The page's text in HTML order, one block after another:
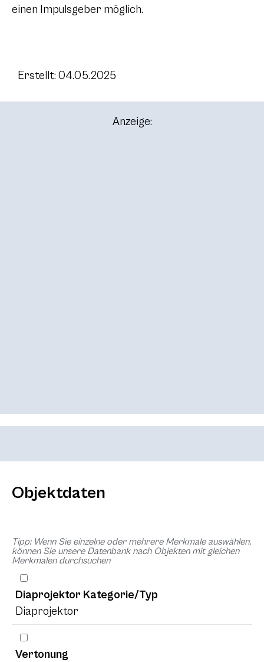
einen Impulsgeber möglich.
Erstellt: 04.05.2025
Anzeige:
Objektdaten
Tipp: Wenn Sie einzelne oder mehrere Merkmale auswählen,
können Sie unsere Datenbank nach Objekten mit gleichen
Merkmalen durchsuchen
Diaprojektor Kategorie/Typ
Diaprojektor
Vertonung